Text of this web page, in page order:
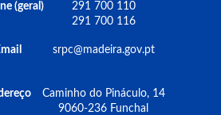
(geral)
291 700 110
291 700 116
srpc@madeira.gov.pt
Caminho do Pináculo, 14
9060-236 Funchal